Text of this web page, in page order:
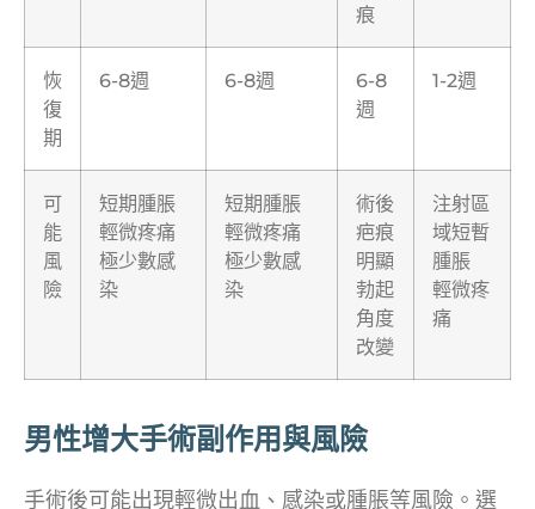
痕
恢
復
期
6-8週 6-8週
6-8
週
1-2週
可
能
風
險
短期腫脹
輕微疼痛
極少數感
染
短期腫脹
輕微疼痛
極少數感
染
術後
疤痕
明顯
勃起
角度
改變
注射區
域短暫
腫脹
輕微疼
痛
男性增大手術副作用與風險
手術後可能出現輕微出血、感染或腫脹等風險。選